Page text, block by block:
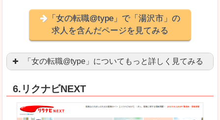
「女の転職@type」で「湯沢市」の
求人を含んだページを見てみる
「女の転職@type」についてもっと詳しく見てみる
良いところ
正社員求人が約80％、正社員で長く働きたい方に
6.リクナビNEXT